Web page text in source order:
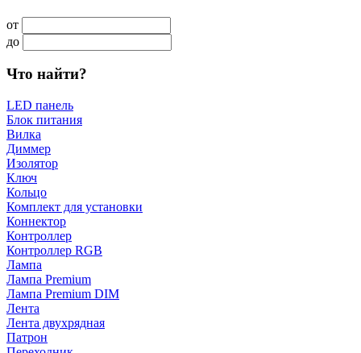
от
до
Что найти?
LED панель
Блок питания
Вилка
Диммер
Изолятор
Ключ
Кольцо
Комплект для установки
Коннектор
Контроллер
Контроллер RGB
Лампа
Лампа Premium
Лампа Premium DIM
Лента
Лента двухрядная
Патрон